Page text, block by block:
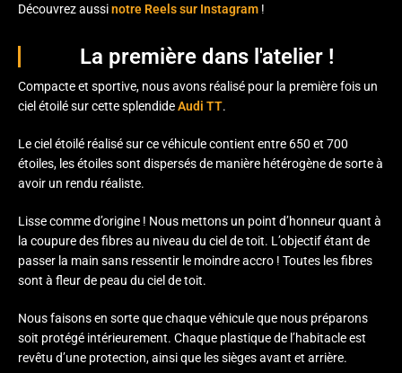
Découvrez aussinotre Reels sur Instagram !
La première dans l'atelier !
Compacte et sportive, nous avons réalisé pour la première fois un
ciel étoilé sur cette splendideAudi TT.
Le ciel étoilé réalisé sur ce véhicule contient entre 650 et 700
étoiles, les étoiles sont dispersés de manière hétérogène de sorte à
avoir un rendu réaliste.
Lisse comme d’origine ! Nous mettons un point d’honneur quant à
la coupure des fibres au niveau du ciel de toit. L’objectif étant de
passer la main sans ressentir le moindre accro ! Toutes les fibres
sont à fleur de peau du ciel de toit.
Nous faisons en sorte que chaque véhicule que nous préparons
soit protégé intérieurement. Chaque plastique de l’habitacle est
revêtu d’une protection, ainsi que les sièges avant et arrière.